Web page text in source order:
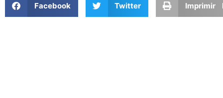
Facebook Twitter Imprimir